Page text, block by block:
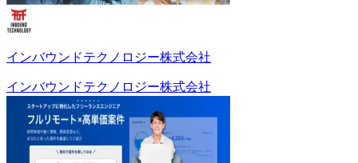
インバウンドテクノロジー株式会社
インバウンドテクノロジー株式会社